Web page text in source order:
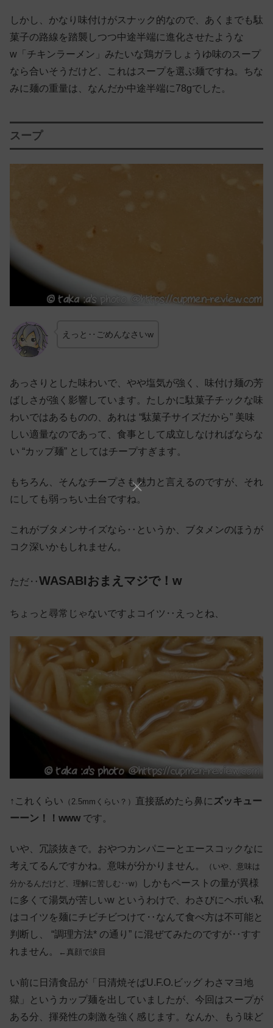
しかし、かなり味付けがスナック的なので、あくまでも駄
菓子の路線を踏襲しつつ中途半端に進化させたような
w「チキンラーメン」みたいな鶏ガラしょうゆ味のスープ
なら合いそうだけど、これはスープを選ぶ麺ですね。ちな
みに麺の重量は、なんだか中途半端に78gでした。
スープ
えっと‥ごめんなさいw
あっさりとした味わいで、やや塩気が強く、味付け麺の芳
ばしさが強く影響しています。たしかに駄菓子チックな味
わいではあるものの、あれは “駄菓子サイズだから” 美味
しい適量なのであって、食事として成立しなければならな
い “カップ麺” としてはチープすぎます。
もちろん、そんなチープさも魅力と言えるのですが、それ
にしても弱っちい土台ですね。
これがブタメンサイズなら‥というか、ブタメンのほうが
コク深いかもしれません。
ただ‥WASABIおまえマジで！w
ちょっと尋常じゃないですよコイツ‥えっとね、
↑これくらい （2.5mmくらい？） 直接舐めたら鼻に ズッキュー
ーーン！！www です。
いや、冗談抜きで。おやつカンパニーとエースコックなに
考えてるんですかね。意味が分かりません。
（いや、意味は
分かるんだけど、理解に苦しむ‥w）
しかもペーストの量が異様
に多くて湯気が苦しいw というわけで、わさびにヘボい私
はコイツを麺にチビチビつけて‥なんて食べ方は不可能と
判断し、 “調理方法* の通り” に混ぜてみたのですが‥すす
れません。
←真顔で涙目
い前に日清食品が「日清焼そばU.F.O.ビッグ わさマヨ地
獄」というカップ麺を出していましたが、今回はスープが
ある分、揮発性の刺激を強く感じます。なんか、もう味ど